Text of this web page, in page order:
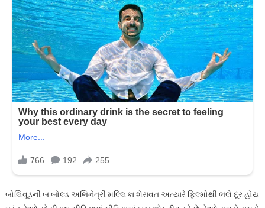
બોલિવૂડની બ બોલ્ડ અભિનેત્રી મલ્લિકા શેરાવત અત્યારે ફિલ્મોથી ભલે દૂર હોય